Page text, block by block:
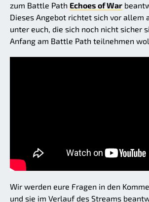
zum Battle Path Echoes of War
Dieses Angebot richtet sich vor allem
unter euch, die sich noch nicht sicher
Anfang am Battle Path teilnehmen
Wir werden eure Fragen in den
und sie im Verlauf des Streams